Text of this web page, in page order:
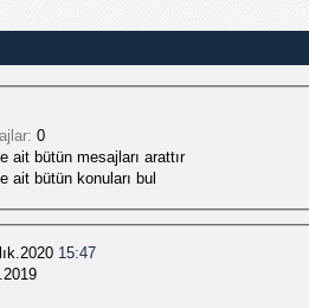
0
ait bütün mesajları arattır
ait bütün konuları bul
15:47